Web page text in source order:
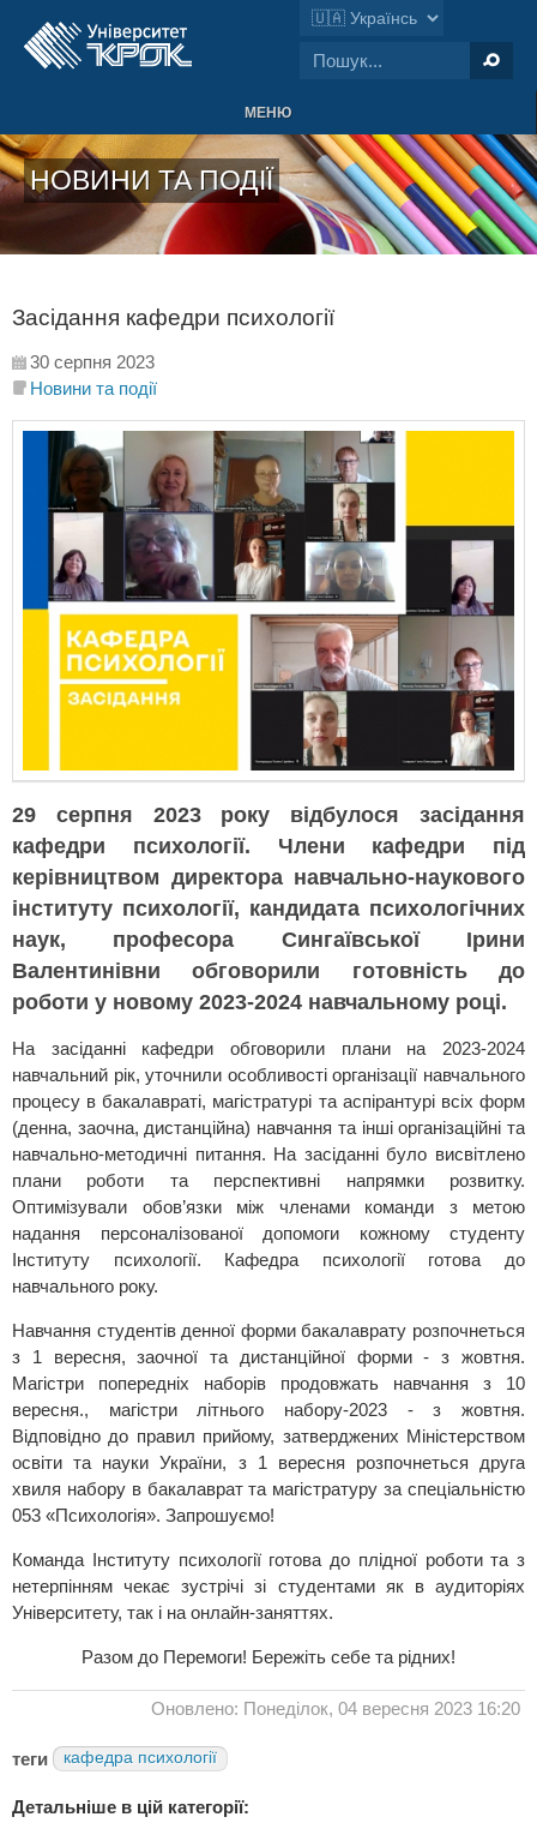
МЕНЮ
НОВИНИ ТА ПОДІЇ
Засідання кафедри психології
30 серпня 2023
Новини та події
29 серпня 2023 року відбулося засідання
кафедри психології. Члени кафедри під
керівництвом директора навчально-наукового
інституту психології, кандидата психологічних
наук, професора Сингаївської Ірини
Валентинівни обговорили готовність до
роботи у новому 2023-2024 навчальному році.
На засіданні кафедри обговорили плани на 2023-2024
навчальний рік, уточнили особливості організації навчального
процесу в бакалавраті, магістратурі та аспірантурі всіх форм
(денна, заочна, дистанційна) навчання та інші організаційні та
навчально-методичні питання. На засіданні було висвітлено
плани роботи та перспективні напрямки розвитку.
Оптимізували обов’язки між членами команди з метою
надання персоналізованої допомоги кожному студенту
Інституту психології. Кафедра психології готова до
навчального року.
Навчання студентів денної форми бакалаврату розпочнеться
з 1 вересня, заочної та дистанційної форми - з жовтня.
Магістри попередніх наборів продовжать навчання з 10
вересня., магістри літнього набору-2023 - з жовтня.
Відповідно до правил прийому, затверджених Міністерством
освіти та науки України, з 1 вересня розпочнеться друга
хвиля набору в бакалаврат та магістратуру за спеціальністю
053 «Психологія». Запрошуємо!
Команда Інституту психології готова до плідної роботи та з
нетерпінням чекає зустрічі зі студентами як в аудиторіях
Університету, так і на онлайн-заняттях.
Разом до Перемоги! Бережіть себе та рідних!
Оновлено: Понеділок, 04 вересня 2023 16:20
теги кафедра психології
Детальніше в цій категорії: